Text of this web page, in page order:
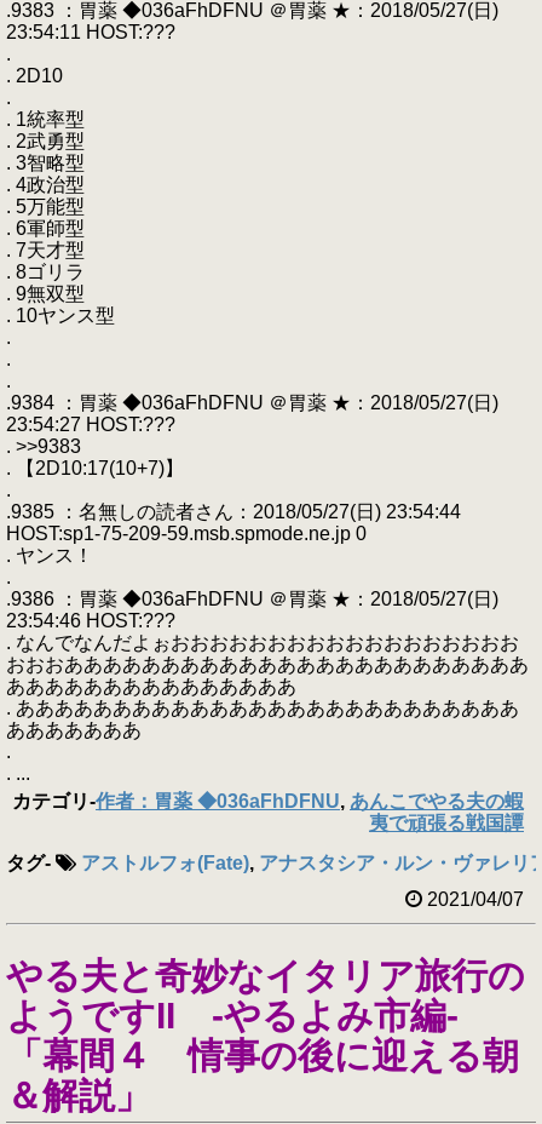
.9383 ：胃薬 ◆036aFhDFNU ＠胃薬 ★：2018/05/27(日)
23:54:11 HOST:???
.
. 2D10
.
. 1統率型
. 2武勇型
. 3智略型
. 4政治型
. 5万能型
. 6軍師型
. 7天才型
. 8ゴリラ
. 9無双型
. 10ヤンス型
.
.
.
.9384 ：胃薬 ◆036aFhDFNU ＠胃薬 ★：2018/05/27(日)
23:54:27 HOST:???
. >>9383
. 【2D10:17(10+7)】
.
.9385 ：名無しの読者さん：2018/05/27(日) 23:54:44
HOST:sp1-75-209-59.msb.spmode.ne.jp 0
. ヤンス！
.
.9386 ：胃薬 ◆036aFhDFNU ＠胃薬 ★：2018/05/27(日)
23:54:46 HOST:???
. なんでなんだよぉおおおおおおおおおおおおおおおおおお
おおおああああああああああああああああああああああああ
あああああああああああああああ
. ああああああああああああああああああああああああああ
あああああああ
.
. ...
カテゴリ-作者：胃薬 ◆036aFhDFNU, あんこでやる夫の蝦
夷で頑張る戦国譚
タグ- アストルフォ(Fate), アナスタシア・ルン・ヴァレリ
2021/04/07
やる夫と奇妙なイタリア旅行の
ようですII -やるよみ市編-
「幕間４ 情事の後に迎える朝
＆解説」